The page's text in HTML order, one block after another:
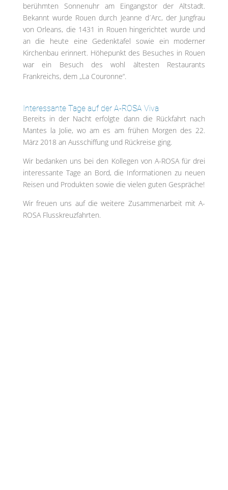
berühmten Sonnenuhr am Eingangstor der Altstadt.
Bekannt wurde Rouen durch Jeanne d´Arc, der Jungfrau
von Orleans, die 1431 in Rouen hingerichtet wurde und
an die heute eine Gedenktafel sowie ein moderner
Kirchenbau erinnert. Höhepunkt des Besuches in Rouen
war ein Besuch des wohl ältesten Restaurants
Frankreichs, dem „La Couronne“.
Interessante Tage auf der A-ROSA Viva
Bereits in der Nacht erfolgte dann die Rückfahrt nach
Mantes la Jolie, wo am es am frühen Morgen des 22.
März 2018 an Ausschiffung und Rückreise ging.
Wir bedanken uns bei den Kollegen von A-ROSA für drei
interessante Tage an Bord, die Informationen zu neuen
Reisen und Produkten sowie die vielen guten Gespräche!
Wir freuen uns auf die weitere Zusammenarbeit mit A-
ROSA Flusskreuzfahrten.